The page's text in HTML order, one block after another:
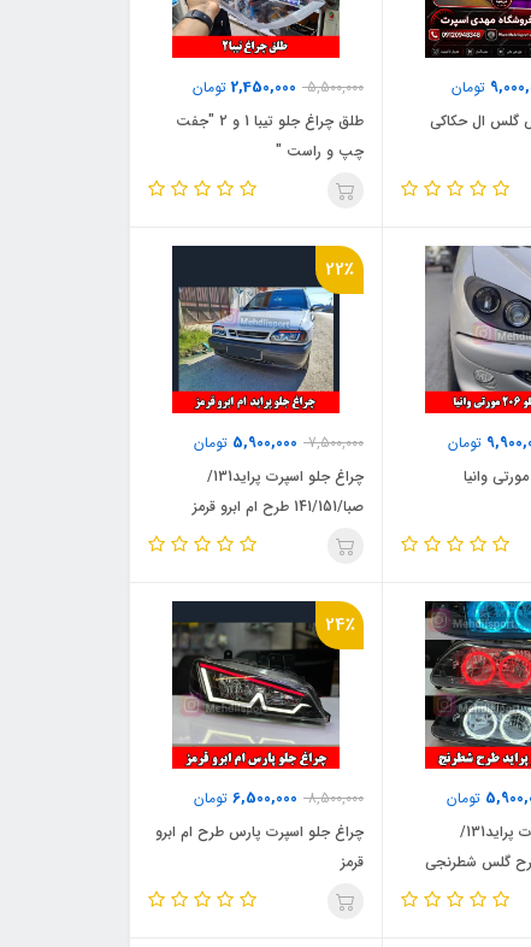
تومان
گلس ال حکاکی
5,500,000
2,450,000 تومان
طلق چراغ جلو تیبا 1 و 2 "جفت
چپ و راست "
تومان
22٪
7,500,000
5,900,000 تومان
چراغ جلو اسپرت پراید131/
صبا/141/151 طرح ام ابرو قرمز
تومان
چراغ جلو اسپرت پراید131/
24٪
8,500,000
6,500,000 تومان
چراغ جلو اسپرت پارس طرح ام ابرو
قرمز